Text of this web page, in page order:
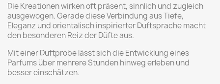
Die Kreationen wirken oft präsent, sinnlich und zugleich
ausgewogen. Gerade diese Verbindung aus Tiefe,
Eleganz und orientalisch inspirierter Duftsprache macht
den besonderen Reiz der Düfte aus.
Mit einer Duftprobe lässt sich die Entwicklung eines
Parfums über mehrere Stunden hinweg erleben und
besser einschätzen.